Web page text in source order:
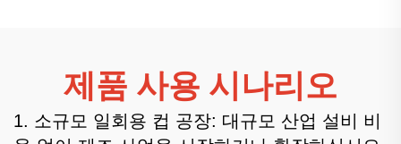
제품 사용 시나리오
1. 소규모 일회용 컵 공장: 대규모 산업 설비 비